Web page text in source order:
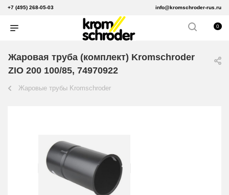
+7 (495) 268-05-03 info@kromschroder-rus.ru
0
Жаровая труба (комплект) Kromschroder
ZIO 200 100/85, 74970922
Жаровые трубы Kromschroder